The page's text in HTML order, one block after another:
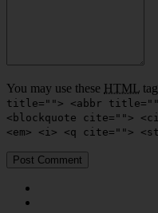
You may use these HTML
title=""> <abbr
<blockquote cite="">
<em> <i> <q cite="">